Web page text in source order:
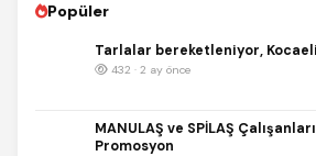
Popüler
Tarlalar bereketleniyor,
432 · 2 ay önce
MANULAŞ ve SPİLAŞ
Promosyon